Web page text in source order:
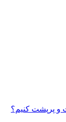
و پرپشت کنیم؟